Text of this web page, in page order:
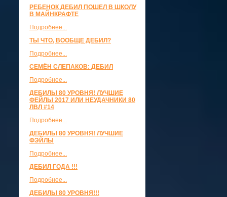
РЕБЕНОК ДЕБИЛ ПОШЕЛ В ШКОЛУ
В МАЙНКРАФТЕ
Подробнее...
ТЫ ЧТО, ВООБЩЕ ДЕБИЛ?
Подробнее...
СЕМЁН СЛЕПАКОВ: ДЕБИЛ
Подробнее...
ДЕБИЛЫ 80 УРОВНЯ! ЛУЧШИЕ
ФЕЙЛЫ 2017 ИЛИ НЕУДАЧНИКИ 80
ЛВЛ #14
Подробнее...
ДЕБИЛЫ 80 УРОВНЯ! ЛУЧШИЕ
ФЭЙЛЫ
Подробнее...
ДЕБИЛ ГОДА !!!
Подробнее...
ДЕБИЛЫ 80 УРОВНЯ!!!